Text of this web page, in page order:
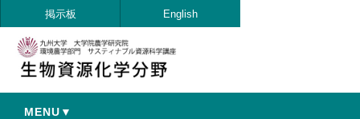
掲示板 English
MENU▼